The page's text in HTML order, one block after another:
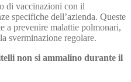
di vaccinazioni con il
specifiche dell’azienda. Queste
a prevenire malattie polmonari,
sverminazione regolare.
non si ammalino durante il